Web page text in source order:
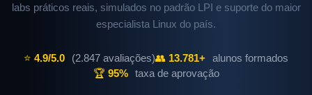
labs práticos reais, simulados no padrão LPI e suporte do maior
especialista Linux do país.
⭐ 4.9/5.0 (2.847 avaliações)👥 13.781+ alunos formados
🏆 95% taxa de aprovação